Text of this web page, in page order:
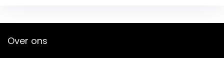
Over ons